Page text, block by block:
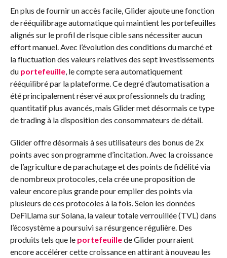
En plus de fournir un accès facile, Glider ajoute une fonction
de rééquilibrage automatique qui maintient les portefeuilles
alignés sur le profil de risque cible sans nécessiter aucun
effort manuel. Avec l’évolution des conditions du marché et
la fluctuation des valeurs relatives des sept investissements
du portefeuille, le compte sera automatiquement
rééquilibré par la plateforme. Ce degré d’automatisation a
été principalement réservé aux professionnels du trading
quantitatif plus avancés, mais Glider met désormais ce type
de trading à la disposition des consommateurs de détail.
Glider offre désormais à ses utilisateurs des bonus de 2x
points avec son programme d’incitation. Avec la croissance
de l’agriculture de parachutage et des points de fidélité via
de nombreux protocoles, cela crée une proposition de
valeur encore plus grande pour empiler des points via
plusieurs de ces protocoles à la fois. Selon les données
DeFiLlama sur Solana, la valeur totale verrouillée (TVL) dans
l’écosystème a poursuivi sa résurgence régulière. Des
produits tels que le portefeuillede Glider pourraient
encore accélérer cette croissance en attirant à nouveau les